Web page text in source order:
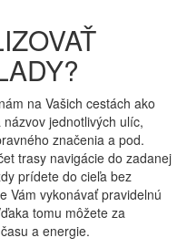
na Vašich cestách ako
jednotlivých ulíc,
značenia a pod.
trasy navigácie do zadanej
prídete do cieľa bez
Vám vykonávať pravidelnú
tomu môžete za
a energie.